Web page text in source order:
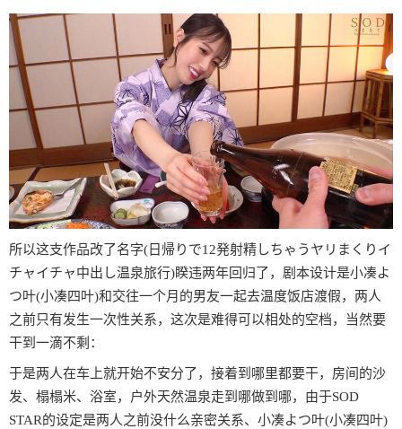
所以这支作品改了名字(日帰りで12発射精しちゃうヤリまくりイ
チャイチャ中出し温泉旅行)睽违两年回归了，剧本设计是小凑よ
つ叶(小凑四叶)和交往一个月的男友一起去温度饭店渡假，两人
之前只有发生一次性关系，这次是难得可以相处的空档，当然要
干到一滴不剩：
于是两人在车上就开始不安分了，接着到哪里都要干，房间的沙
发、榻榻米、浴室，户外天然温泉走到哪做到哪，由于SOD
STAR的设定是两人之前没什么亲密关系、小凑よつ叶(小凑四叶)